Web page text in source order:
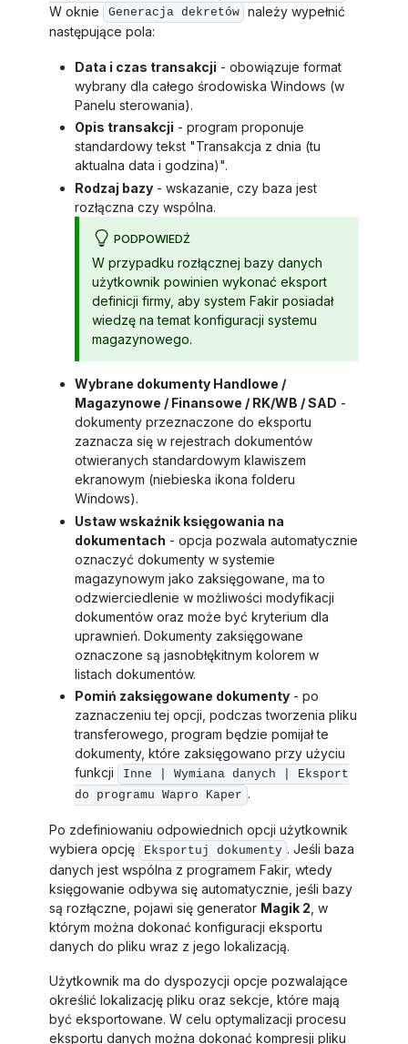
W oknie
Generacja dekretów
należy wypełnić
następujące pola:
Data i czas transakcji - obowiązuje format
wybrany dla całego środowiska Windows (w
Panelu sterowania).
Opis transakcji - program proponuje
standardowy tekst "Transakcja z dnia (tu
aktualna data i godzina)".
Rodzaj bazy - wskazanie, czy baza jest
rozłączna czy wspólna.
PODPOWIEDŹ
W przypadku rozłącznej bazy danych
użytkownik powinien wykonać eksport
definicji firmy, aby system Fakir posiadał
wiedzę na temat konfiguracji systemu
magazynowego.
Wybrane dokumenty Handlowe /
Magazynowe / Finansowe / RK/WB / SAD -
dokumenty przeznaczone do eksportu
zaznacza się w rejestrach dokumentów
otwieranych standardowym klawiszem
ekranowym (niebieska ikona folderu
Windows).
Ustaw wskaźnik księgowania na
dokumentach - opcja pozwala automatycznie
oznaczyć dokumenty w systemie
magazynowym jako zaksięgowane, ma to
odzwierciedlenie w możliwości modyfikacji
dokumentów oraz może być kryterium dla
uprawnień. Dokumenty zaksięgowane
oznaczone są jasnobłękitnym kolorem w
listach dokumentów.
Pomiń zaksięgowane dokumenty - po
zaznaczeniu tej opcji, podczas tworzenia pliku
transferowego, program będzie pomijał te
dokumenty, które zaksięgowano przy użyciu
funkcji
Inne | Wymiana danych | Eksport
do programu Wapro Kaper .
Po zdefiniowaniu odpowiednich opcji użytkownik
wybiera opcję
Eksportuj dokumenty . Jeśli baza
danych jest wspólna z programem Fakir, wtedy
księgowanie odbywa się automatycznie, jeśli bazy
są rozłączne, pojawi się generator Magik 2 , w
którym można dokonać konfiguracji eksportu
danych do pliku wraz z jego lokalizacją.
Użytkownik ma do dyspozycji opcje pozwalające
określić lokalizację pliku oraz sekcje, które mają
być eksportowane. W celu optymalizacji procesu
eksportu danych można dokonać kompresji pliku